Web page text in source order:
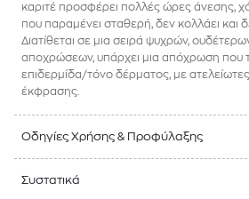
καριτέ προσφέρει πολλές ώρες άνεσης,
που παραμένει σταθερή, δεν κολλάει και
Διατίθεται σε μια σειρά ψυχρών,
αποχρώσεων, υπάρχει μια απόχρωση που
επιδερμίδα/τόνο δέρματος, με
έκφρασης.
Οδηγίες Χρήσης & Προφύλαξης
Συστατικά